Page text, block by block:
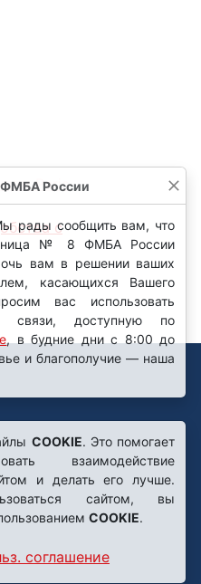
Paris
с
России
рады сообщить вам, что
№ 8 ФМБА России
вам в решении ваших
касающихся Вашего
вас использовать
связи, доступную по
, в будние дни с 8:00 до
и благополучие — наша
COOKIE. Это помогает
взаимодействие
и делать его лучше.
сайтом, вы
COOKIE.
соглашение